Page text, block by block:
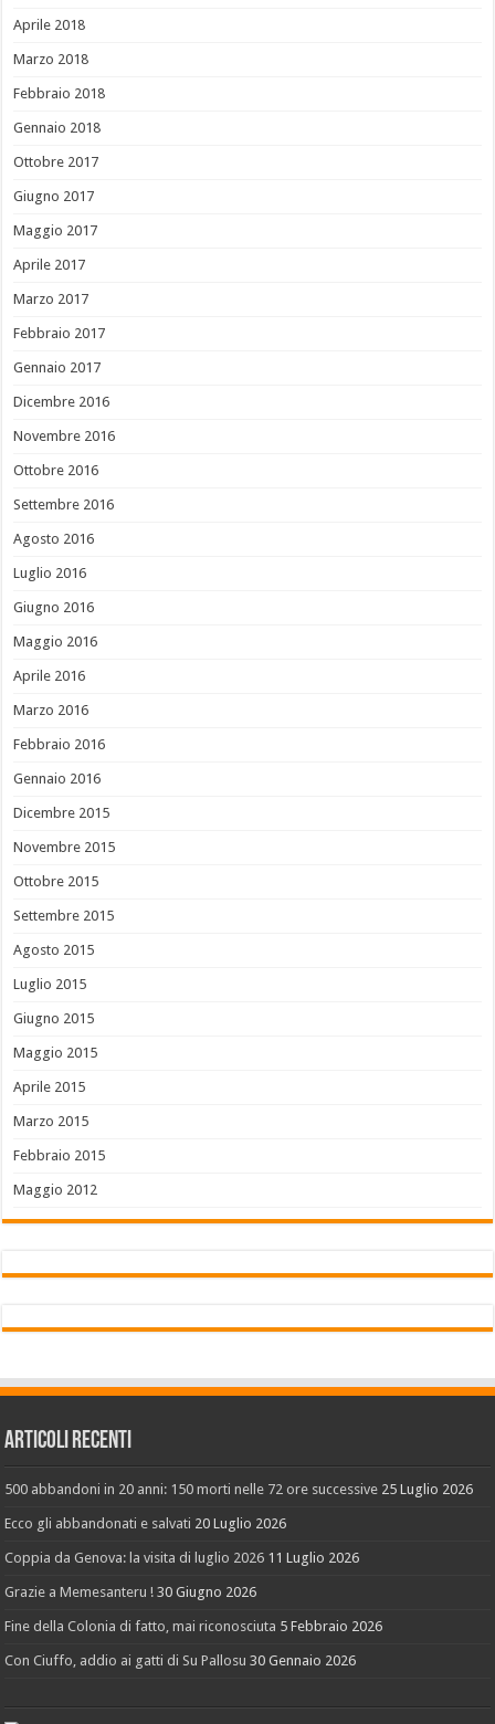
Aprile 2018
Marzo 2018
Febbraio 2018
Gennaio 2018
Ottobre 2017
Giugno 2017
Maggio 2017
Aprile 2017
Marzo 2017
Febbraio 2017
Gennaio 2017
Dicembre 2016
Novembre 2016
Ottobre 2016
Settembre 2016
Agosto 2016
Luglio 2016
Giugno 2016
Maggio 2016
Aprile 2016
Marzo 2016
Febbraio 2016
Gennaio 2016
Dicembre 2015
Novembre 2015
Ottobre 2015
Settembre 2015
Agosto 2015
Luglio 2015
Giugno 2015
Maggio 2015
Aprile 2015
Marzo 2015
Febbraio 2015
Maggio 2012
Articoli recenti
500 abbandoni in 20 anni: 150 morti nelle 72 ore successive 25 Luglio 2026
Ecco gli abbandonati e salvati 20 Luglio 2026
Coppia da Genova: la visita di luglio 2026 11 Luglio 2026
Grazie a Memesanteru ! 30 Giugno 2026
Fine della Colonia di fatto, mai riconosciuta 5 Febbraio 2026
Con Ciuffo, addio ai gatti di Su Pallosu 30 Gennaio 2026